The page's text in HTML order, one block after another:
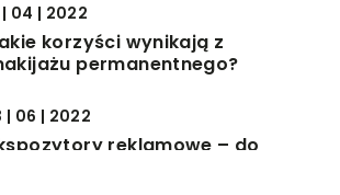
| 04 | 2022
korzyści wynikają z
permanentnego?
| 06 | 2022
reklamowe – do